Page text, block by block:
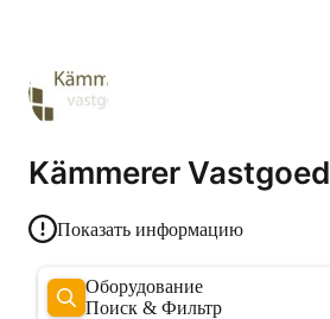
Kämmerer Vastgoed
Показать информацию
Оборудование
Поиск & Фильтр